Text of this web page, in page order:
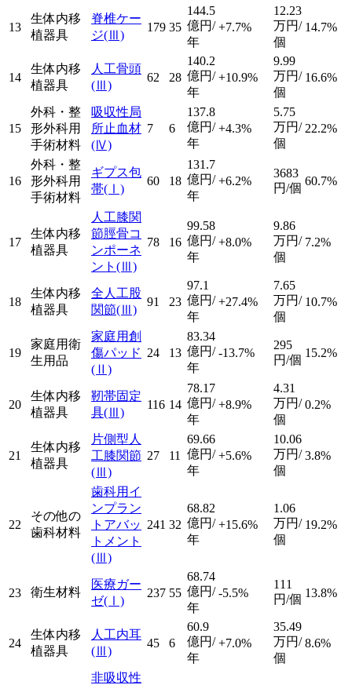
13
生体内移
植器具
脊椎ケー
ジ(Ⅲ)
179 35
144.5
億円/
年
+7.7%
12.23
万円/
個
14.7%
14
生体内移
植器具
人工骨頭
(Ⅲ)
62 28
140.2
億円/
年
+10.9%
9.99
万円/
個
16.6%
15
外科・整
形外科用
手術材料
吸収性局
所止血材
(Ⅳ)
7 6
137.8
億円/
年
+4.3%
5.75
万円/
個
22.2%
16
外科・整
形外科用
手術材料
ギプス包
帯(Ⅰ)
60 18
131.7
億円/
年
+6.2%
3683
円/個
60.7%
17
生体内移
植器具
人工膝関
節脛骨コ
ンポーネ
ント (Ⅲ)
78 16
99.58
億円/
年
+8.0%
9.86
万円/
個
7.2%
18
生体内移
植器具
全人工股
関節(Ⅲ)
91 23
97.1
億円/
年
+27.4%
7.65
万円/
個
10.7%
19
家庭用衛
生用品
家庭用創
傷パッド
(Ⅱ)
24 13
83.34
億円/
年
-13.7%
295
円/個
15.2%
20
生体内移
植器具
靭帯固定
具(Ⅲ)
116 14
78.17
億円/
年
+8.9%
4.31
万円/
個
0.2%
21
生体内移
植器具
片側型人
工膝関節
(Ⅲ)
27 11
69.66
億円/
年
+5.6%
10.06
万円/
個
3.8%
22
その他の
歯科材料
歯科用イ
ンプラン
トアバッ
トメント
(Ⅲ)
241 32
68.82
億円/
年
+15.6%
1.06
万円/
個
19.2%
23 衛生材料
医療ガー
ゼ(Ⅰ)
237 55
68.74
億円/
年
-5.5%
111
円/個 13.8%
24
生体内移
植器具
人工内耳
(Ⅲ)
45 6
60.9
億円/
年
+7.0%
35.49
万円/
個
8.6%
非吸収性